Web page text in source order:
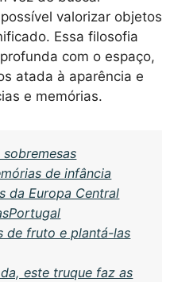
valorizar objetos
Essa filosofia
com o espaço,
atada à aparência e
e memórias.
de infância
da Europa Central
de fruto e plantá-las
este truque faz as